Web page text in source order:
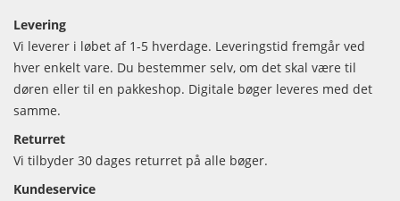
Levering
Vi leverer i løbet af 1-5 hverdage. Leveringstid fremgår ved
hver enkelt vare. Du bestemmer selv, om det skal være til
døren eller til en pakkeshop. Digitale bøger leveres med det
samme.
Returret
Vi tilbyder 30 dages returret på alle bøger.
Kundeservice